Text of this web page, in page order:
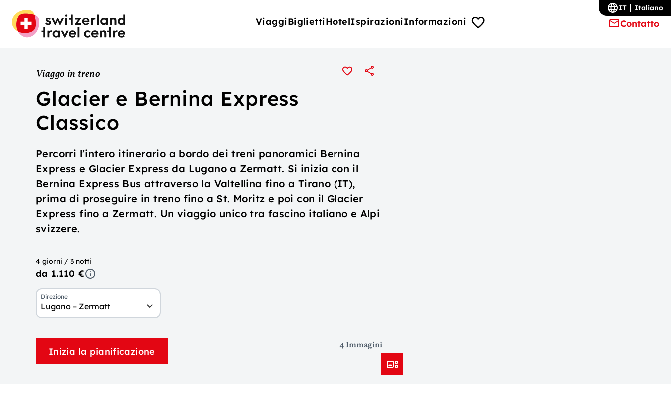
ViaggiBigliettiHotelIspirazioniInformazioni Contatto
IT Italiano
Viaggo in treno
Glacier e Bernina Express
Classico
Percorri l’intero itinerario a bordo dei treni panoramici Bernina
Express e Glacier Express da Lugano a Zermatt. Si inizia con il
Bernina Express Bus attraverso la Valtellina fino a Tirano (IT),
prima di proseguire in treno fino a St. Moritz e poi con il Glacier
Express fino a Zermatt. Un viaggio unico tra fascino italiano e Alpi
svizzere.
4 giorni / 3 notti
da 1.110 €
Direzione
Lugano – Zermatt
Inizia la pianificazione
4 Immagini